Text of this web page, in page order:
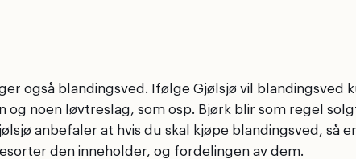
også blandingsved. Ifølge Gjølsjø vil blandingsved
og noen løvtreslag, som osp. Bjørk blir som regel
anbefaler at hvis du skal kjøpe blandingsved, så
den inneholder, og fordelingen av dem.